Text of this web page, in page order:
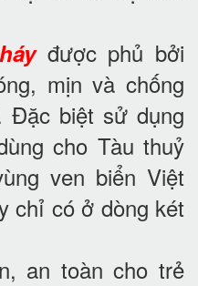
được phủ bởi
mịn và chống
Đặc biệt sử dụng
cho Tàu thuỷ
ven biển Việt
chỉ có ở dòng két
an toàn cho trẻ